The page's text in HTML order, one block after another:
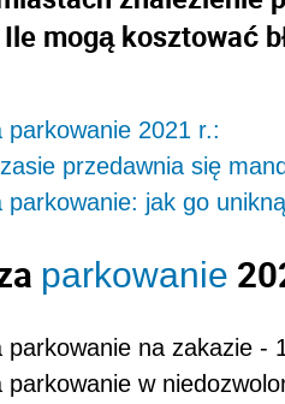
mogą kosztować
parkowanie 2021 r.:
przedawnia się
parkowanie: jak go
parkowanie
parkowanie na zakazie -
parkowanie w